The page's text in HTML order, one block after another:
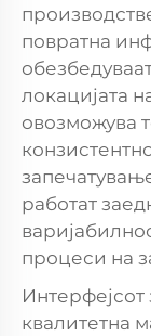
повратна
локацијата
овозможува
работат
процеси на
квалитетна